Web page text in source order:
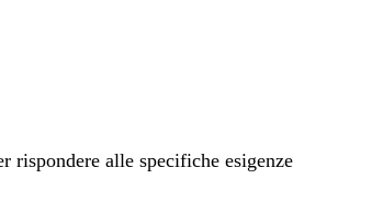
rispondere alle specifiche esigenze